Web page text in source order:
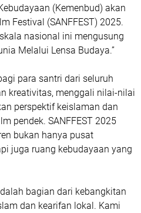
(Kemenbud) akan
Festival (SANFFEST) 2025.
nasional ini mengusung
Melalui Lensa Budaya.”
para santri dari seluruh
kreativitas, menggali nilai-nilai
perspektif keislaman dan
pendek. SANFFEST 2025
bukan hanya pusat
juga ruang kebudayaan yang
bagian dari kebangkitan
dan kearifan lokal. Kami